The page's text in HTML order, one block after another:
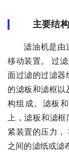
主要结
滤油机是由
移动装置。 过
面过滤的过滤器
的滤板和滤框以
构组成。滤板
上，滤板和滤
紧装置的压力，
之间的滤纸或滤